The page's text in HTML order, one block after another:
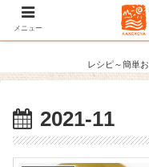
レシピ～簡単
2021-11
メニュー